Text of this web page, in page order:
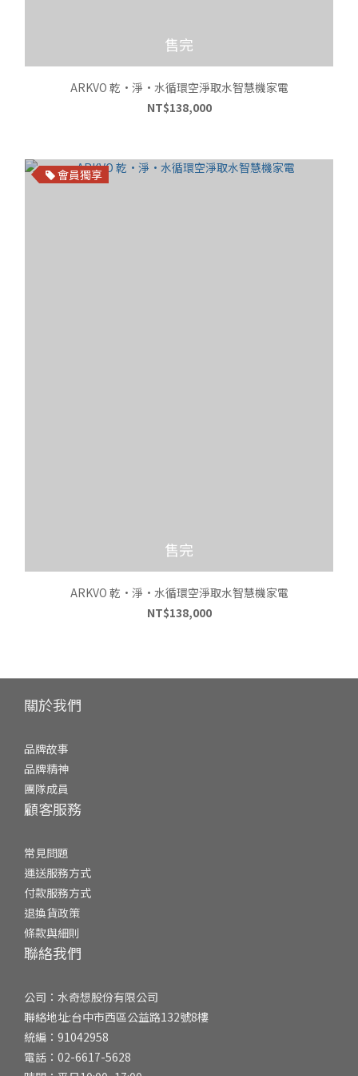
售完
ARKVO 乾•淨•水循環空淨取水智慧機家電
NT$138,000
會員獨享
售完
ARKVO 乾•淨•水循環空淨取水智慧機家電
NT$138,000
關於我們
品牌故事
品牌精神
團隊成員
顧客服務
常見問題
運送服務方式
付款服務方式
退換貨政策
條款與細則
聯絡我們
公司：水奇想股份有限公司
聯絡地址:台中市西區公益路132號8樓
統編：91042958
電話：02-6617-5628